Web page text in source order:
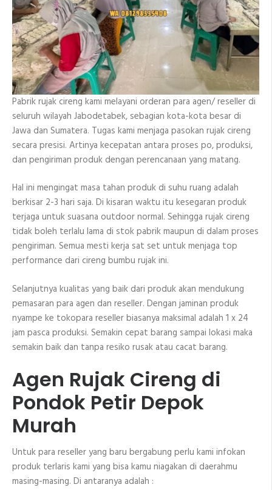
Pabrik rujak cireng kami melayani orderan para agen/ reseller di
seluruh wilayah Jabodetabek, sebagian kota-kota besar di
Jawa dan Sumatera. Tugas kami menjaga pasokan rujak cireng
secara presisi. Artinya kecepatan antara proses po, produksi,
dan pengiriman produk dengan perencanaan yang matang.
Hal ini mengingat masa tahan produk di suhu ruang adalah
berkisar 2-3 hari saja. Di kisaran waktu itu kesegaran produk
terjaga untuk suasana outdoor normal. Sehingga rujak cireng
tidak boleh terlalu lama di stok pabrik maupun di dalam proses
pengiriman. Semua mesti kerja sat set untuk menjaga top
performance dari cireng bumbu rujak ini.
Selanjutnya kualitas yang baik dari produk akan mendukung
pemasaran para agen dan reseller. Dengan jaminan produk
nyampe ke tokopara reseller biasanya maksimal adalah 1 x 24
jam pasca produksi. Semakin cepat barang sampai lokasi maka
semakin baik dan tanpa resiko rusak atau cacat barang.
Agen Rujak Cireng di
Pondok Petir Depok
Murah
Untuk para reseller yang baru bergabung perlu kami infokan
produk terlaris kami yang bisa kamu niagakan di daerahmu
masing-masing. Di antaranya adalah :